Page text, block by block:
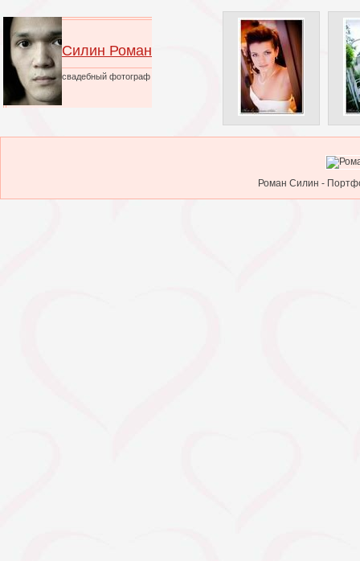
Силин Роман
свадебный фотограф
Роман Силин -